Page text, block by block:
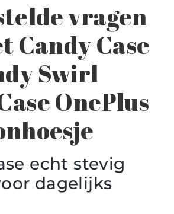
vragen
Candy Case
Swirl
OnePlus
echt stevig
dagelijks